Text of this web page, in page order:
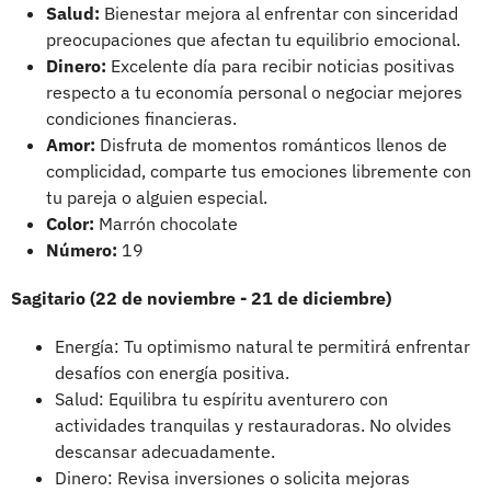
Salud: Bienestar mejora al enfrentar con sinceridad
preocupaciones que afectan tu equilibrio emocional.
Dinero: Excelente día para recibir noticias positivas
respecto a tu economía personal o negociar mejores
condiciones financieras.
Amor: Disfruta de momentos románticos llenos de
complicidad, comparte tus emociones libremente con
tu pareja o alguien especial.
Color: Marrón chocolate
Número: 19
Sagitario (22 de noviembre - 21 de diciembre)
Energía: Tu optimismo natural te permitirá enfrentar
desafíos con energía positiva.
Salud: Equilibra tu espíritu aventurero con
actividades tranquilas y restauradoras. No olvides
descansar adecuadamente.
Dinero: Revisa inversiones o solicita mejoras